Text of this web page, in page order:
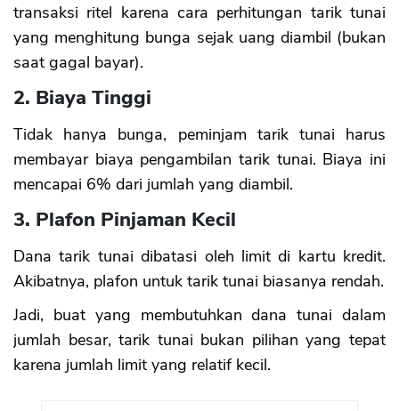
transaksi ritel karena cara perhitungan tarik tunai
yang menghitung bunga sejak uang diambil (bukan
saat gagal bayar).
2. Biaya Tinggi
Tidak hanya bunga, peminjam tarik tunai harus
membayar biaya pengambilan tarik tunai. Biaya ini
mencapai 6% dari jumlah yang diambil.
3. Plafon Pinjaman Kecil
Dana tarik tunai dibatasi oleh limit di kartu kredit.
Akibatnya, plafon untuk tarik tunai biasanya rendah.
Jadi, buat yang membutuhkan dana tunai dalam
jumlah besar, tarik tunai bukan pilihan yang tepat
karena jumlah limit yang relatif kecil.